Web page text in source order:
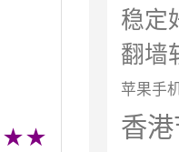
稳定
翻墙
苹果手
香